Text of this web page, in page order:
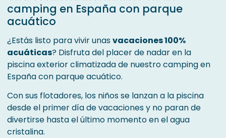
camping en España con parque
acuático
¿Estás listo para vivir unasvacaciones 100%
acuáticas? Disfruta del placer de nadar en la
piscina exterior climatizada de nuestro camping en
España con parque acuático.
Con sus flotadores, los niños se lanzan a la piscina
desde el primer día de vacaciones y no paran de
divertirse hasta el último momento en el agua
cristalina.